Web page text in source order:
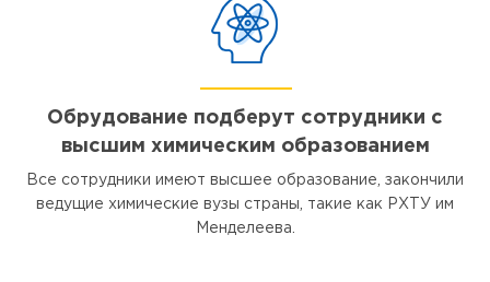
Обрудование подберут сотрудники с
высшим химическим образованием
Все сотрудники имеют высшее образование, закончили
ведущие химические вузы страны, такие как РХТУ им
Менделеева.